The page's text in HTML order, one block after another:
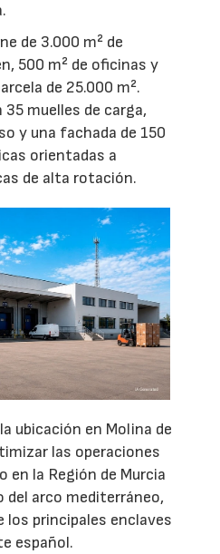
de 3.000 m² de
500 m² de oficinas y
de 25.000 m².
muelles de carga,
y una fachada de 150
orientadas a
de alta rotación.
ubicación en Molina de
las operaciones
la Región de Murcia
del arco mediterráneo,
los principales enclaves
español.